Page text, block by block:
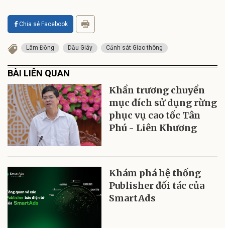
Chia sẻ Facebook
Lâm Đồng Dầu Giây Cảnh sát Giao thông
BÀI LIÊN QUAN
Khẩn trương chuyển
mục đích sử dụng rừng
phục vụ cao tốc Tân
Phú - Liên Khương
Khám phá hệ thống
Publisher đối tác của
SmartAds